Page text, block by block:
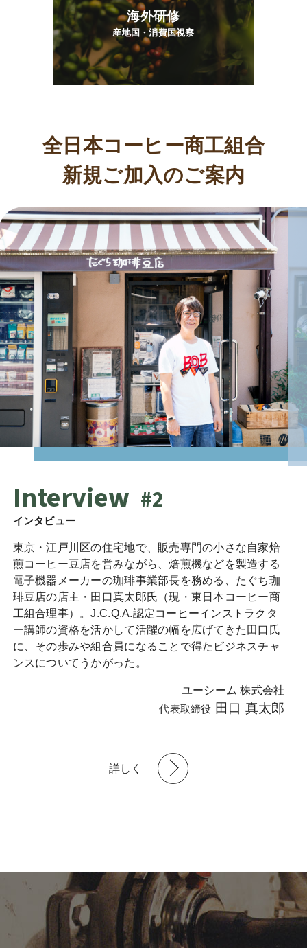
海外研修
産地国・消費国視察
全日本コーヒー商工組合
新規ご加入のご案内
Interview #2
インタビュー
東京・江戸川区の住宅地で、販売専門の小さな自家焙
煎コーヒー豆店を営みながら、焙煎機などを製造する
電子機器メーカーの珈琲事業部長を務める、たぐち珈
琲豆店の店主・田口真太郎氏（現・東日本コーヒー商
工組合理事）。J.C.Q.A.認定コーヒーインストラクタ
ー講師の資格を活かして活躍の幅を広げてきた田口氏
に、その歩みや組合員になることで得たビジネスチャ
ンスについてうかがった。
ユーシーム 株式会社
代表取締役 田口 真太郎
詳しく